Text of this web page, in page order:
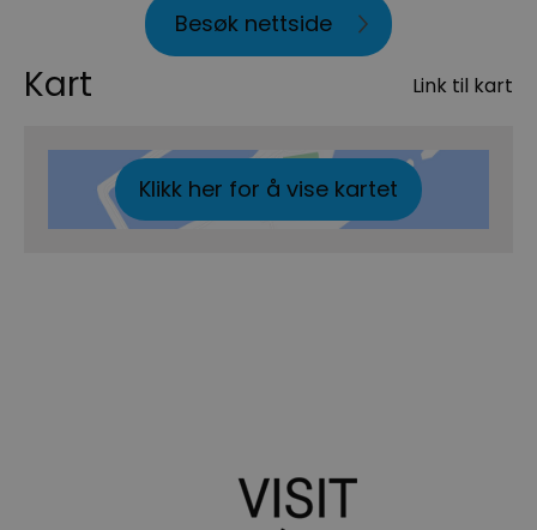
Besøk nettside
Kart Link til kart
Klikk her for å vise kartet